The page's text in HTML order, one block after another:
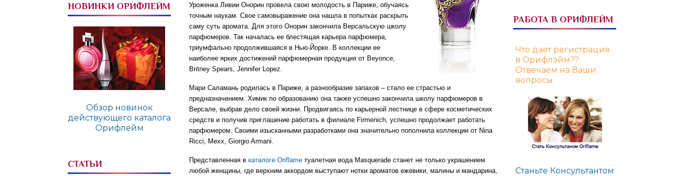
НОВИНКИ ОРИФЛЕЙМ
Обзор новинок
действующего каталога
Орифлейм
СТАТЬИ
Уроженка Ливии Онорин провела свою молодость в Париже, обучаясь
точным наукам. Свое самовыражение она нашла в попытках раскрыть
саму суть аромата. Для этого Онорин закончила Версальскую школу
парфюмеров. Так началась ее блестящая карьера парфюмера,
триумфально продолжившаяся в Нью-Йорке. В коллекции ее
наиболее ярких достижений парфюмерная продукция от Beyonce,
Britney Spears, Jennifer Lopez.
Мари Саламань родилась в Париже, а разнообразие запахов – стало ее страстью и
предназначением. Химик по образованию она также успешно закончила школу парфюмеров в
Версале, выбрав дело своей жизни. Продвигаясь по карьерной лестнице в сфере косметических
средств и получив приглашение работать в филиале Firmenich, успешно продолжает работать
парфюмером. Своими изысканными разработками она значительно пополнила коллекции от Nina
Ricci, Mexx, Giorgio Armani.
Представленная в каталоге Oriflame туалетная вода Masquerade станет не только украшением
любой женщины, где верхним аккордом выступают нотки ароматов ежевики, малины и мандарина,
РАБОТА В ОРИФЛЕЙМ
Что дает регистрация
в Орифлэйм??
Отвечаем на Ваши
вопросы
Станьте Консультантом